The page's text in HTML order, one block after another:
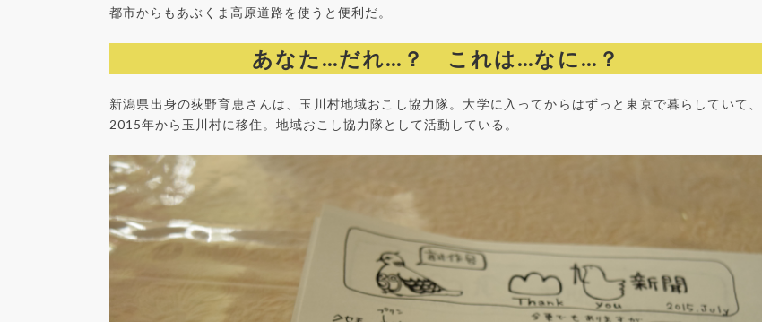
都市からもあぶくま高原道路を使うと便利だ。
あなた…だれ…？ これは…なに…？
新潟県出身の荻野育恵さんは、玉川村地域おこし協力隊。大学に入ってからはずっと東京で暮らしていて、
2015年から玉川村に移住。地域おこし協力隊として活動している。